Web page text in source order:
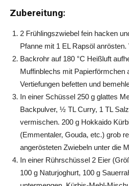
Zubereitung:
2 Frühlingszwiebel fein hacken
Pfanne mit 1 EL Rapsöl
Backrohr auf 180 °C Heißluft
Muffinblechs mit Papierförmchen
Vertiefungen befetten und
In einer Schüssel 250 g glattes
Backpulver, ½ TL Curry, 1 TL
vermischen. 200 g Hokkaido
(Emmentaler, Gouda, etc.) grob
angerösteten Zwiebeln unter die
In einer Rührschüssel 2 Eier
100 g Naturjoghurt, 100 g